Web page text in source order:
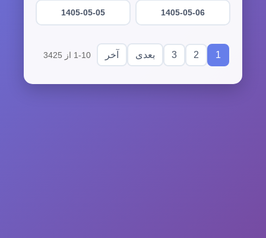
1405-05-06
1405-05-05
1
2
3 بعدی آخر 1-10 از 3425